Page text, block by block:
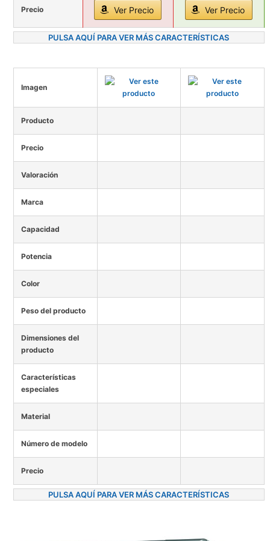
Precio Ver Precio Ver Precio
PULSA AQUÍ PARA VER MÁS CARACTERÍSTICAS
Imagen
Producto
Precio
Valoración
Marca
Capacidad
Potencia
Color
Peso del producto
Dimensiones del
producto
Características
especiales
Material
Número de modelo
Precio
PULSA AQUÍ PARA VER MÁS CARACTERÍSTICAS